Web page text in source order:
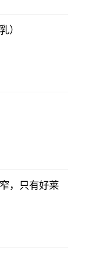
）
，只有好莱